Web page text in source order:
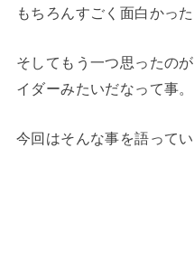
もちろんすごく面白かった
そしてもう一つ思ったの
イダーみたいだなって事。
今回はそんな事を語ってい